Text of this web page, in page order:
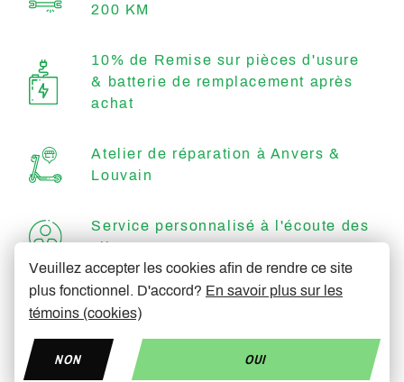
200 KM
10% de Remise sur pièces d'usure
& batterie de remplacement après
achat
Atelier de réparation à Anvers &
Louvain
Service personnalisé à l'écoute des
clients
Efficace & rapide
Veuillez accepter les cookies afin de rendre ce site
plus fonctionnel. D'accord? En savoir plus sur les
témoins (cookies)
NON OUI